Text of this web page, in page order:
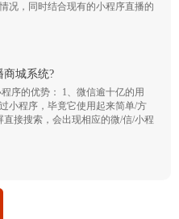
况，同时结合现有的小程序直播的
商城系统?
序的优势： 1、微信逾十亿的用
小程序，毕竟它使用起来简单/方
直接搜索，会出现相应的微/信/小程